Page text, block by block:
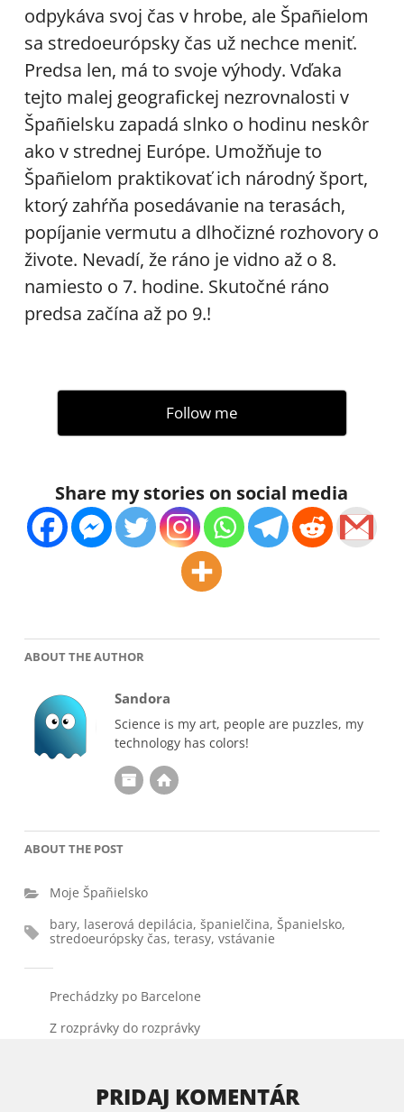
odpykáva svoj čas v hrobe, ale Špañielom
sa stredoeurópsky čas už nechce meniť.
Predsa len, má to svoje výhody. Vďaka
tejto malej geografickej nezrovnalosti v
Špañielsku zapadá slnko o hodinu neskôr
ako v strednej Európe. Umožňuje to
Špañielom praktikovať ich národný šport,
ktorý zahŕňa posedávanie na terasách,
popíjanie vermutu a dlhočizné rozhovory o
živote. Nevadí, že ráno je vidno až o 8.
namiesto o 7. hodine. Skutočné ráno
predsa začína až po 9.!
Follow me
Share my stories on social media
ABOUT THE AUTHOR
Sandora
Science is my art, people are puzzles, my
technology has colors!
ABOUT THE POST
Moje Špañielsko
bary, laserová depilácia, španielčina, Španielsko,
stredoeurópsky čas, terasy, vstávanie
Prechádzky po Barcelone
Z rozprávky do rozprávky
PRIDAJ KOMENTÁR